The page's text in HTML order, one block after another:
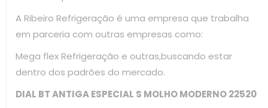
A Ribeiro Refrigeração é uma empresa que trabalha
em parceria com outras empresas como:
Mega flex Refrigeração e outras,buscando estar
dentro dos padrões do mercado.
DIAL BT ANTIGA ESPECIAL S MOLHO MODERNO 22520